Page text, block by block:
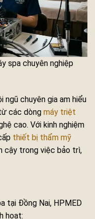
spa chuyên nghiệp
chuyên gia am hiểu
các dòng máy triệt
cao. Với kinh nghiệm
thiết bị thẩm mỹ
cậy trong việc bảo trì,
tại Đồng Nai, HPMED
hoạt: